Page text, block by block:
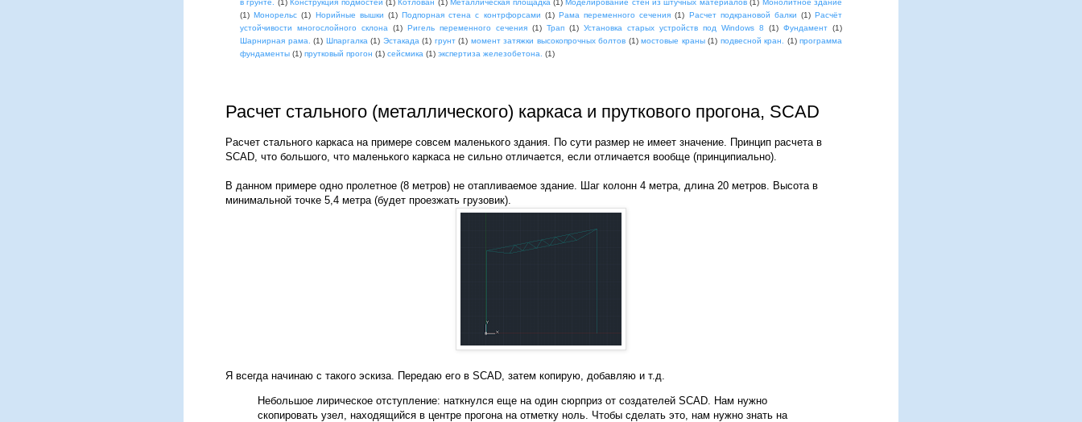
в грунте.
(1) Конструкция подмостей (1) Котлован (1) Металлическая площадка (1) Моделирование стен из штучных материалов (1) Монолитное здание
(1) Монорельс (1) Норийные вышки (1) Подпорная стена с контрфорсами (1) Рама переменного сечения (1) Расчет подкрановой балки (1) Расчёт
устойчивости многослойного склона
(1) Ригель переменного сечения (1) Трап (1) Установка старых устройств под Windows 8 (1) Фундамент (1)
Шарнирная рама.
(1) Шпаргалка (1) Эстакада (1) грунт (1) момент затяжки высокопрочных болтов (1) мостовые краны (1) подвесной кран. (1) программа
фундаменты (1) прутковый прогон (1) сейсмика (1) экспертиза железобетона. (1)
Расчет стального (металлического) каркаса и пруткового прогона, SCAD
Расчет стального каркаса на примере совсем маленького здания. По сути размер не имеет значение. Принцип расчета в
SCAD, что большого, что маленького каркаса не сильно отличается, если отличается вообще (принципиально).
В данном примере одно пролетное (8 метров) не отапливаемое здание. Шаг колонн 4 метра, длина 20 метров. Высота в
минимальной точке 5,4 метра (будет проезжать грузовик).
Я всегда начинаю с такого эскиза. Передаю его в SCAD, затем копирую, добавляю и т.д.
Небольшое лирическое отступление: наткнулся еще на один сюрприз от создателей SCAD. Нам нужно
скопировать узел, находящийся в центре прогона на отметку ноль. Чтобы сделать это, нам нужно знать на